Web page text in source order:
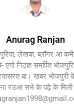
Anurag Ranjan
लेखक, ब्लॉगर आ
निठाह समर्पित
बा। खबर भोजपुरी
रउआ सभे के पढ़े के